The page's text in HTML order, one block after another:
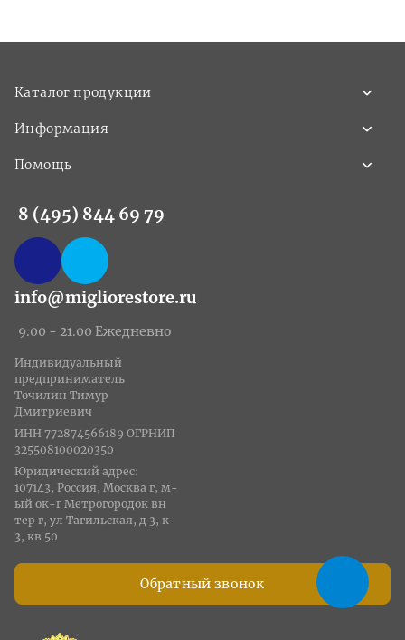
Каталог продукции
Информация
Помощь
8 (495) 844 69 79
info@migliorestore.ru
9.00 - 21.00 Ежедневно
Обратный звонок
Индивидуальный
предприниматель
Точилин Тимур
Дмитриевич
ИНН 772874566189 ОГРНИП
325508100020350
Юридический адрес:
107143, Россия, Москва г, м-
ый ок-г Метрогородок вн
тер г, ул Тагильская, д 3, к
3, кв 50